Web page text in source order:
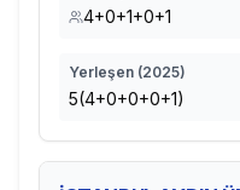
4+0+1+0+1
Yerleşen (2025)
5(4+0+0+0+1)